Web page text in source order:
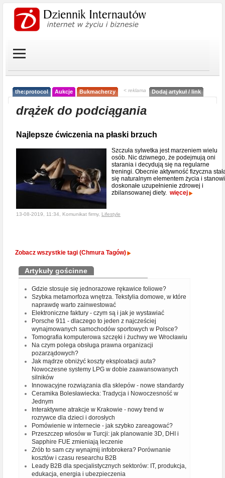
the:protocol Aukcje Bukmacherzy < reklama Dodaj artykuł / link
drążek do podciągania
Najlepsze ćwiczenia na płaski brzuch
Szczuła sylwetka jest marzeniem wielu
osób. Nic dziwnego, że podejmują oni
starania i decydują się na regularne
treningi. Obecnie aktywność fizyczna
się naturalnym elementem życia i stanowi
doskonałe uzupełnienie zdrowej i
zbilansowanej diety. więcej
13-08-2019, 11:34, Komunikat firmy, Lifestyle
Zobacz wszystkie tagi (Chmura Tagów)
Artykuły gościnne
Gdzie stosuje się jednorazowe rękawice foliowe?
Szybka metamorfoza wnętrza. Tekstylia domowe, w które
naprawdę warto zainwestować
Elektroniczne faktury - czym są i jak je wystawiać
Porsche 911 - dlaczego to jeden z najcześciej
wynajmowanych samochodów sportowych w Polsce?
Tomografia komputerowa szczęki i żuchwy we Wrocławiu
Na czym polega obsługa prawna organizacji
pozarządowych?
Jak mądrze obniżyć koszty eksploatacji auta?
Nowoczesne systemy LPG w dobie zaawansowanych
silników
Innowacyjne rozwiązania dla sklepów - nowe standardy
Ceramika Bolesławiecka: Tradycja i Nowoczesność w
Jednym
Interaktywne atrakcje w Krakowie - nowy trend w
rozrywce dla dzieci i dorosłych
Pomówienie w internecie - jak szybko zareagować?
Przeszczep włosów w Turcji: jak planowanie 3D, DHI i
Sapphire FUE zmieniają leczenie
Zrób to sam czy wynajmij infobrokera? Porównanie
kosztów i czasu researchu B2B
Leady B2B dla specjalistycznych sektorów: IT, produkcja,
edukacja, energia i ubezpieczenia